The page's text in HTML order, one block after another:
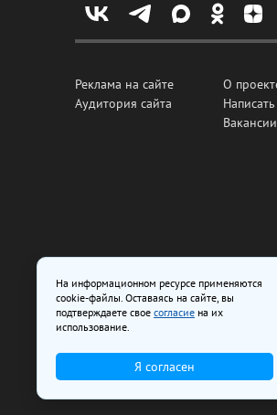
Реклама на сайте
Аудитория сайта
О
Вакансии
Все рекламные товары подлежат
изготовлена и размещена на
На сайте www.irk.ru
от 29 октября 2018 г., выдан
ООО «Ирк.ру». Главный
Телефон редакции:
+7 (3952) 48-
На информационном ресурсе применяются
cookie-файлы. Оставаясь на сайте, вы
подтверждаете свое согласие на их
использование.
Я согласен